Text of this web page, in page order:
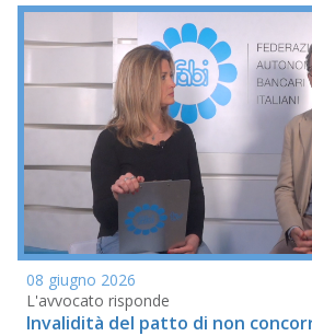
08 giugno 2026
L'avvocato risponde
Invalidità del patto di non